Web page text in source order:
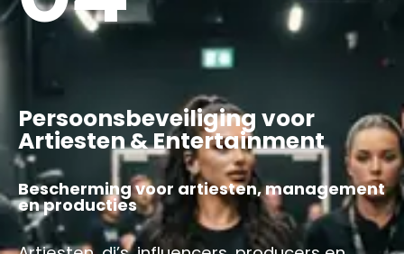
Persoonsbeveiliging voor
Artiesten & Entertainment
Bescherming voor artiesten, management
en producties